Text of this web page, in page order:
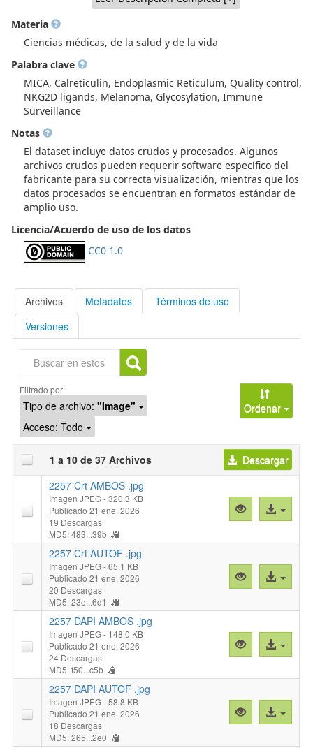
corresponden a experimentos realizados en líneas celulares
de melanoma, tejidos cutáneos humanos sanos y sistemas
de expresión recombinante, e incluyen archivos de
adquisición (cuando corresponde), tablas de resultados y
datos procesados utilizados para generar las figuras y
conclusiones del estudio.
Materia
Ciencias médicas, de la salud y de la vida
Palabra clave
MICA, Calreticulin, Endoplasmic Reticulum, Quality control,
NKG2D ligands, Melanoma, Glycosylation, Immune
Surveillance
Notas
El dataset incluye datos crudos y procesados. Algunos
archivos crudos pueden requerir software específico del
fabricante para su correcta visualización, mientras que los
datos procesados se encuentran en formatos estándar de
amplio uso.
Licencia/Acuerdo de uso de los datos
CC0 1.0
Archivos Metadatos
Términos de uso
Versiones
Buscar
Filtrado por
Tipo de archivo: "Image"
Acceso: Todo
Ordenar
1 a 10 de 37 Archivos
Descargar
2257 Crt AMBOS .jpg
Imagen JPEG- 320.3 KB
Publicado 21 ene. 2026
19 Descargas
MD5: 483...39b
Vista
previa
AMBOS
.jpg"
Acceso
al
2257 Crt AUTOF .jpg
Imagen JPEG- 65.1 KB
Publicado 21 ene. 2026
20 Descargas
MD5: 23e...6d1
Vista
previa
AUTOF
.jpg"
Acceso
al
2257 DAPI AMBOS .jpg
Imagen JPEG- 148.0 KB
Publicado 21 ene. 2026
24 Descargas
MD5: f50...c5b
Vista
previa
AMBOS
.jpg"
Acceso
al
2257 DAPI AUTOF .jpg
Imagen JPEG- 58.8 KB
Publicado 21 ene. 2026
18 Descargas
MD5: 265...2e0
Vista
previa
Acceso
al